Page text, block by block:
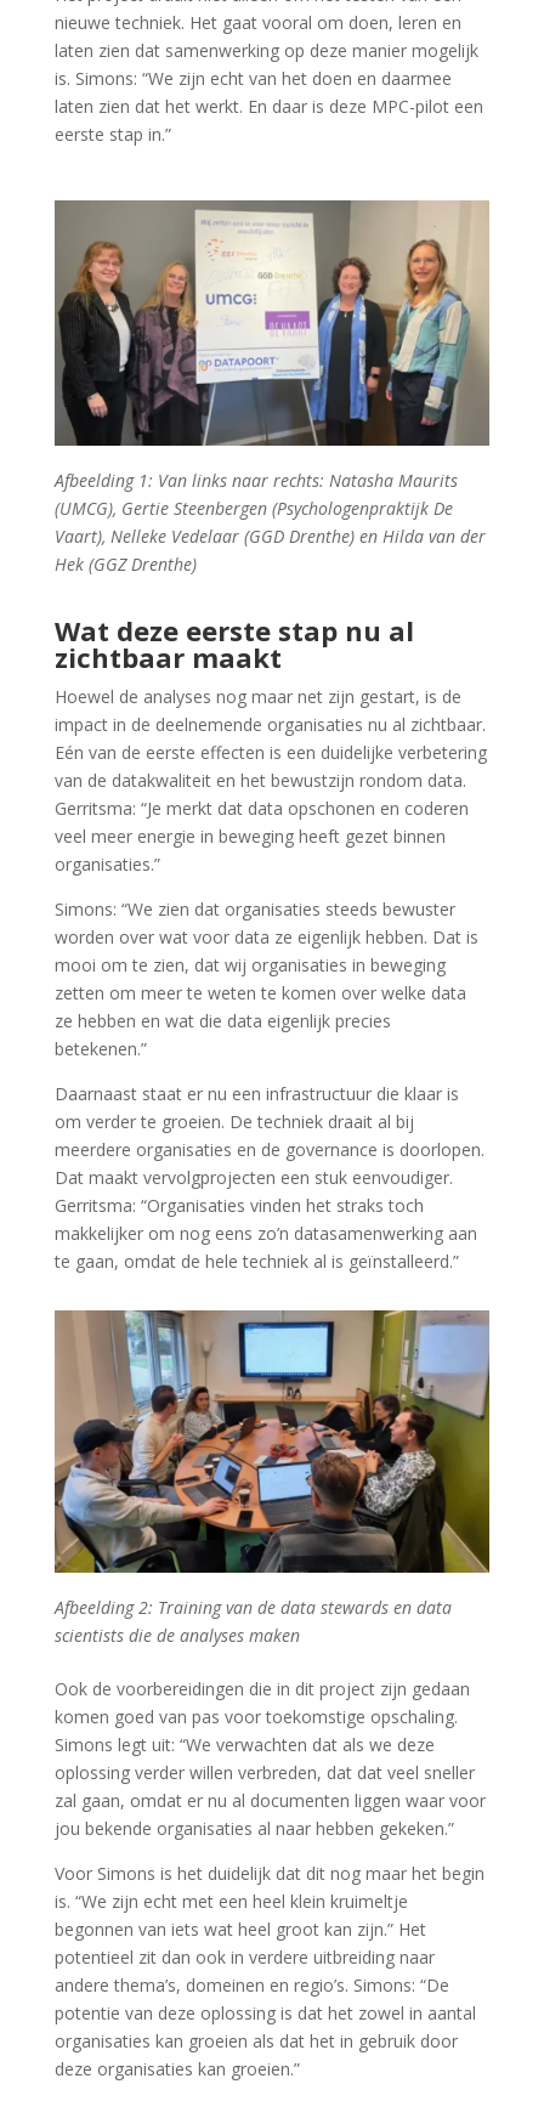
nieuwe techniek. Het gaat vooral om doen, leren en
laten zien dat samenwerking op deze manier mogelijk
is. Simons: “We zijn echt van het doen en daarmee
laten zien dat het werkt. En daar is deze MPC-pilot een
eerste stap in.”
Afbeelding 1: Van links naar rechts: Natasha Maurits
(UMCG), Gertie Steenbergen (Psychologenpraktijk De
Vaart), Nelleke Vedelaar (GGD Drenthe) en Hilda van der
Hek (GGZ Drenthe)
Wat deze eerste stap nu al
zichtbaar maakt
Hoewel de analyses nog maar net zijn gestart, is de
impact in de deelnemende organisaties nu al zichtbaar.
Eén van de eerste effecten is een duidelijke verbetering
van de datakwaliteit en het bewustzijn rondom data.
Gerritsma: “Je merkt dat data opschonen en coderen
veel meer energie in beweging heeft gezet binnen
organisaties.”
Simons: “We zien dat organisaties steeds bewuster
worden over wat voor data ze eigenlijk hebben. Dat is
mooi om te zien, dat wij organisaties in beweging
zetten om meer te weten te komen over welke data
ze hebben en wat die data eigenlijk precies
betekenen.”
Daarnaast staat er nu een infrastructuur die klaar is
om verder te groeien. De techniek draait al bij
meerdere organisaties en de governance is doorlopen.
Dat maakt vervolgprojecten een stuk eenvoudiger.
Gerritsma: “Organisaties vinden het straks toch
makkelijker om nog eens zo’n datasamenwerking aan
te gaan, omdat de hele techniek al is geïnstalleerd.”
Afbeelding 2: Training van de data stewards en data
scientists die de analyses maken
Ook de voorbereidingen die in dit project zijn gedaan
komen goed van pas voor toekomstige opschaling.
Simons legt uit: “We verwachten dat als we deze
oplossing verder willen verbreden, dat dat veel sneller
zal gaan, omdat er nu al documenten liggen waar voor
jou bekende organisaties al naar hebben gekeken.”
Voor Simons is het duidelijk dat dit nog maar het begin
is. “We zijn echt met een heel klein kruimeltje
begonnen van iets wat heel groot kan zijn.” Het
potentieel zit dan ook in verdere uitbreiding naar
andere thema’s, domeinen en regio’s. Simons: “De
potentie van deze oplossing is dat het zowel in aantal
organisaties kan groeien als dat het in gebruik door
deze organisaties kan groeien.”